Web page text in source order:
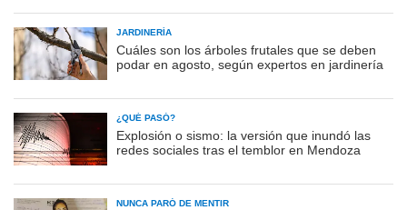
JARDINERÍA
Cuáles son los árboles frutales que se deben
podar en agosto, según expertos en jardinería
¿QUÉ PASÓ?
Explosión o sismo: la versión que inundó las
redes sociales tras el temblor en Mendoza
NUNCA PARÓ DE MENTIR